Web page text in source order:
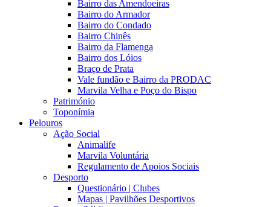
Bairro das Amendoeiras
Bairro do Armador
Bairro do Condado
Bairro Chinês
Bairro da Flamenga
Bairro dos Lóios
Braço de Prata
Vale fundão e Bairro da PRODAC
Marvila Velha e Poço do Bispo
Património
Toponímia
Pelouros
Ação Social
Animalife
Marvila Voluntária
Regulamento de Apoios Sociais
Desporto
Questionário | Clubes
Mapas | Pavilhões Desportivos